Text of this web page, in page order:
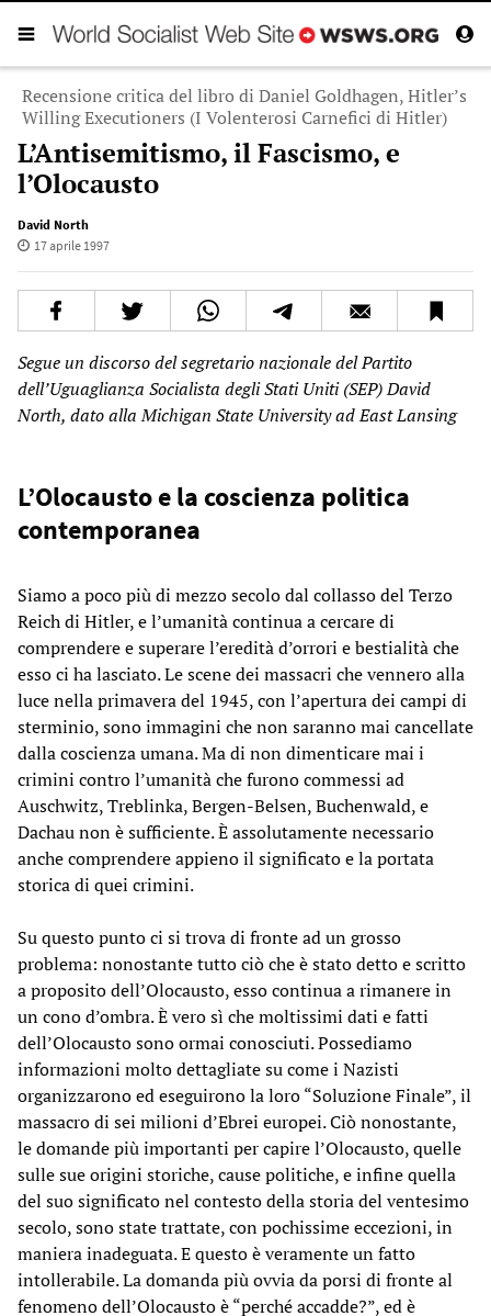
Recensione critica del libro di Daniel Goldhagen, Hitler’s
Willing Executioners (I Volenterosi Carnefici di Hitler)
L’Antisemitismo, il Fascismo, e
l’Olocausto
David North
17 aprile 1997
Segue un discorso del segretario nazionale del Partito
dell’Uguaglianza Socialista degli Stati Uniti (SEP) David
North, dato alla Michigan State University ad East Lansing
L’Olocausto e la coscienza politica
contemporanea
Siamo a poco più di mezzo secolo dal collasso del Terzo
Reich di Hitler, e l’umanità continua a cercare di
comprendere e superare l’eredità d’orrori e bestialità che
esso ci ha lasciato. Le scene dei massacri che vennero alla
luce nella primavera del 1945, con l’apertura dei campi di
sterminio, sono immagini che non saranno mai cancellate
dalla coscienza umana. Ma di non dimenticare mai i
crimini contro l’umanità che furono commessi ad
Auschwitz, Treblinka, Bergen-Belsen, Buchenwald, e
Dachau non è sufficiente. È assolutamente necessario
anche comprendere appieno il significato e la portata
storica di quei crimini.
Su questo punto ci si trova di fronte ad un grosso
problema: nonostante tutto ciò che è stato detto e scritto
a proposito dell’Olocausto, esso continua a rimanere in
un cono d’ombra. È vero sì che moltissimi dati e fatti
dell’Olocausto sono ormai conosciuti. Possediamo
informazioni molto dettagliate su come i Nazisti
organizzarono ed eseguirono la loro “Soluzione Finale”, il
massacro di sei milioni d’Ebrei europei. Ciò nonostante,
le domande più importanti per capire l’Olocausto, quelle
sulle sue origini storiche, cause politiche, e infine quella
del suo significato nel contesto della storia del ventesimo
secolo, sono state trattate, con pochissime eccezioni, in
maniera inadeguata. E questo è veramente un fatto
intollerabile. La domanda più ovvia da porsi di fronte al
fenomeno dell’Olocausto è “perché accadde?”, ed è